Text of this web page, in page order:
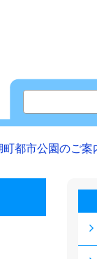
町都市公園のご案